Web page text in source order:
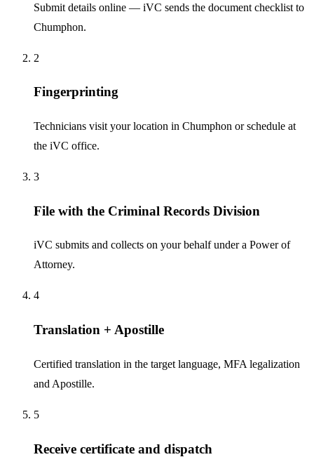
Submit details online — iVC sends the document checklist to
Chumphon.
2
Fingerprinting
Technicians visit your location in Chumphon or schedule at
the iVC office.
3
File with the Criminal Records Division
iVC submits and collects on your behalf under a Power of
Attorney.
4
Translation + Apostille
Certified translation in the target language, MFA legalization
and Apostille.
5
Receive certificate and dispatch